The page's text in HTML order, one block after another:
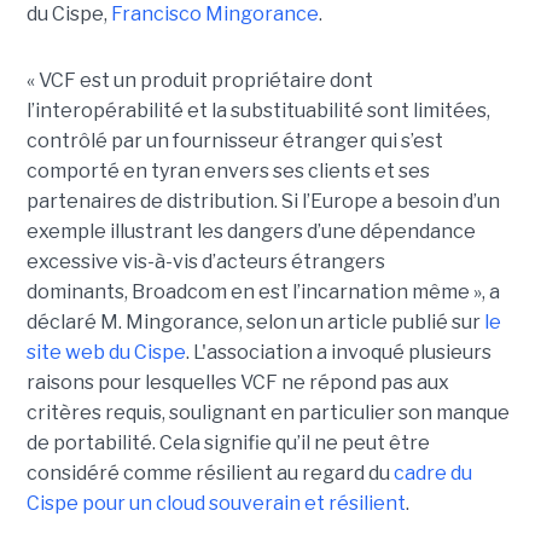
du Cispe, Francisco Mingorance.
« VCF est un produit propriétaire dont
l’interopérabilité et la substituabilité sont limitées,
contrôlé par un fournisseur étranger qui s’est
comporté en tyran envers ses clients et ses
partenaires de distribution. Si l’Europe a besoin d’un
exemple illustrant les dangers d’une dépendance
excessive vis-à-vis d’acteurs étrangers
dominants, Broadcom en est l’incarnation même », a
déclaré M. Mingorance, selon un article publié sur le
site web du Cispe. L'association a invoqué plusieurs
raisons pour lesquelles VCF ne répond pas aux
critères requis, soulignant en particulier son manque
de portabilité. Cela signifie qu’il ne peut être
considéré comme résilient au regard du cadre du
Cispe pour un cloud souverain et résilient.